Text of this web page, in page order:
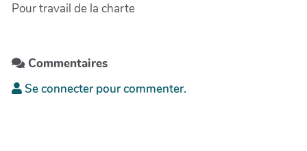
Pour travail de la charte
Commentaires
Se connecter pour commenter.